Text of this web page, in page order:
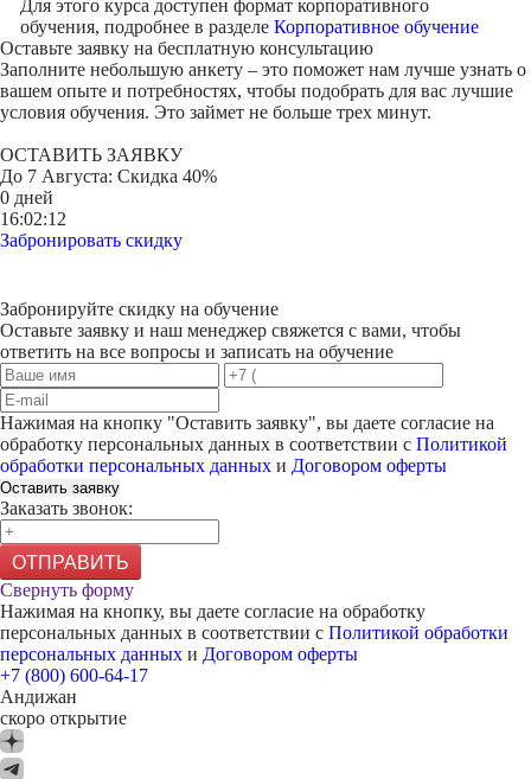
Для этого курса доступен формат корпоративного
обучения, подробнее в разделе Корпоративное обучение
Оставьте заявку на бесплатную консультацию
Заполните небольшую анкету – это поможет нам лучше узнать о
вашем опыте и потребностях, чтобы подобрать для вас лучшие
условия обучения. Это займет не больше трех минут.
ОСТАВИТЬ ЗАЯВКУ
До 7 Августа: Скидка 40%
0 дней
16:02:12
Забронировать скидку
Забронируйте скидку на обучение
Оставьте заявку и наш менеджер свяжется с вами, чтобы
ответить на все вопросы и записать на обучение
Нажимая на кнопку "Оставить заявку", вы даете согласие на
обработку персональных данных в соответствии с Политикой
обработки персональных данных и Договором оферты
Оставить заявку
Заказать звонок:
ОТПРАВИТЬ
Свернуть форму
Нажимая на кнопку, вы даете согласие на обработку
персональных данных в соответствии с Политикой обработки
персональных данных и Договором оферты
+7 (800) 600-64-17
Андижан
скоро открытие